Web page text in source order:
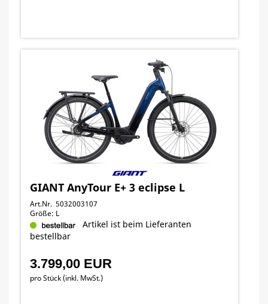
GIANT AnyTour E+ 3 eclipse L
Art.Nr. 5032003107
Größe: L
Artikel ist beim Lieferanten
bestellbar
3.799,00 EUR
pro Stück (inkl. MwSt.)